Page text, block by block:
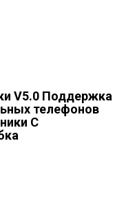
V5.0 Поддержка
телефонов
С